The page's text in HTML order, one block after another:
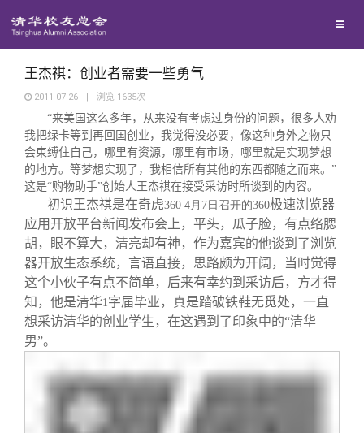
地区联络
年级联络
院系校友工作
专业委员会
兴趣群体
西南联大校友会
回馈母校
捐赠项目
捐赠新闻
捐赠纪事
捐赠方法
义工计划
媒体平台
《清华校友通讯》
《水木清华》
我要订阅
新媒体平台
百年清华
清华人物
清华故事
青春风采
校友讲坛
校友服务
终身学习
信息化服务
实用信息
校友总会
总会简介
总会章程
关闭
王杰祺：创业者需要一些勇气
2011-07-26 | 浏览 1635次
“来美国这么多年，从来没有考虑过身份的问题，很多人劝
我把绿卡等到再回国创业，我觉得没必要，像这种身外之物只
会束缚住自己，哪里有资源，哪里有市场，哪里就是实现梦想
的地方。等梦想实现了，我相信所有其他的东西都随之而来。”
这是“购物助手”创始人王杰祺在接受采访时所谈到的内容。
初识王杰祺是在奇虎360 4月7 日 召开的360极速浏览器
应用开放平台新闻发布会上，平头，瓜子脸，有点络腮
胡，眼不算大，清亮却有神，作为嘉宾的他谈到了浏览
器开放生态系统，言语直接，思路颇为开阔，当时觉得
这个小伙子有点不简单，后来有幸约到采访后，方才得
知，他是清华1字届毕业，真是踏破铁鞋无觅处，一直
想采访清华的创业学生，在这遇到了印象中的“清华
男”。